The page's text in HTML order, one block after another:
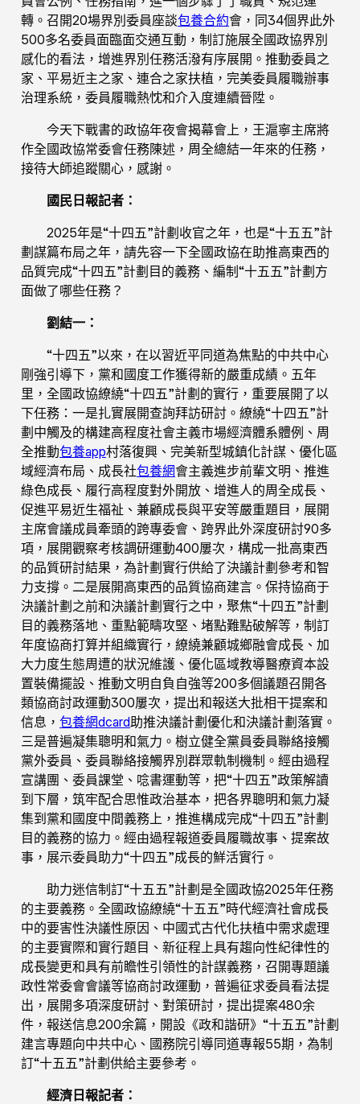
轉。召開20場界別委員座談包養合約會，同34個界此外
500多名委員面臨面交通互動，制訂施展全國政協界別
感化的看法，增進界別任務活潑有序展開。推動委員之
家、平易近主之家、連合之家扶植，完美委員履職辦事
治理系統，委員履職熱忱和介入度連續晉陞。
今天下戰書的政協年夜會揭幕會上，王滬寧主席將
作全國政協常委會任務陳述，周全總結一年來的任務，
接待大師追蹤關心，感謝。
國民日報記者：
2025年是“十四五”計劃收官之年，也是“十五五”計
劃謀篇布局之年，請先容一下全國政協在助推高東西的
品質完成“十四五”計劃目的義務、編制“十五五”計劃方
面做了哪些任務？
劉結一：
“十四五”以來，在以習近平同道為焦點的中共中心
剛強引導下，黨和國度工作獲得新的嚴重成績。五年
里，全國政協繚繞“十四五”計劃的實行，重要展開了以
下任務：一是扎實展開查詢拜訪研討。繚繞“十四五”計
劃中觸及的構建高程度社會主義市場經濟體系體例、周
全推動包養app村落復興、完美新型城鎮化計謀、優化區
域經濟布局、成長社包養網會主義進步前輩文明、推進
綠色成長、履行高程度對外開放、增進人的周全成長、
促進平易近生福祉、兼顧成長與平安等嚴重題目，展開
主席會議成員牽頭的跨專委會、跨界此外深度研討90多
項，展開觀察考核調研運動400屢次，構成一批高東西
的品質研討結果，為計劃實行供給了決議計劃參考和智
力支撐。二是展開高東西的品質協商建言。保持協商于
決議計劃之前和決議計劃實行之中，聚焦“十四五”計劃
目的義務落地、重點範疇攻堅、堵點難點破解等，制訂
年度協商打算并組織實行，繚繞兼顧城鄉融會成長、加
大力度生態周遭的狀況維護、優化區域教導醫療資本設
置裝備擺設、推動文明自負自強等200多個議題召開各
類協商討政運動300屢次，提出和報送大批相干提案和
信息， 包養網dcard助推決議計劃優化和決議計劃落實。
三是普遍凝集聰明和氣力。樹立健全黨員委員聯絡接觸
黨外委員、委員聯絡接觸界別群眾軌制機制。經由過程
宣講團、委員課堂、唸書運動等，把“十四五”政策解讀
到下層，筑牢配合思惟政治基本，把各界聰明和氣力凝
集到黨和國度中間義務上，推進構成完成“十四五”計劃
目的義務的協力。經由過程報道委員履職故事、提案故
事，展示委員助力“十四五”成長的鮮活實行。
助力迷信制訂“十五五”計劃是全國政協2025年任務
的主要義務。全國政協繚繞“十五五”時代經濟社會成長
中的要害性決議性原因、中國式古代化扶植中需求處理
的主要實際和實行題目、新征程上具有趨向性紀律性的
成長變更和具有前瞻性引領性的計謀義務，召開專題議
政性常委會會議等協商討政運動，普遍征求委員看法提
出，展開多項深度研討、對策研討，提出提案480余
件，報送信息200余篇，開設《政和諧研》“十五五”計劃
建言專題向中共中心、國務院引導同道專報55期，為制
訂“十五五”計劃供給主要參考。
經濟日報記者：